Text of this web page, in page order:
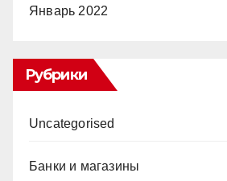
Январь 2022
Рубрики
Uncategorised
Банки и магазины